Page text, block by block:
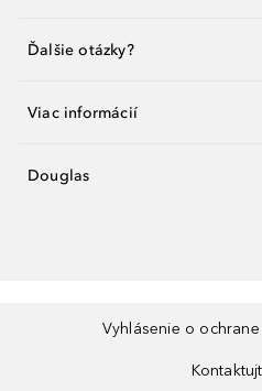
Ďalšie otázky?
Viac informácií
Douglas
Vyhlásenie o